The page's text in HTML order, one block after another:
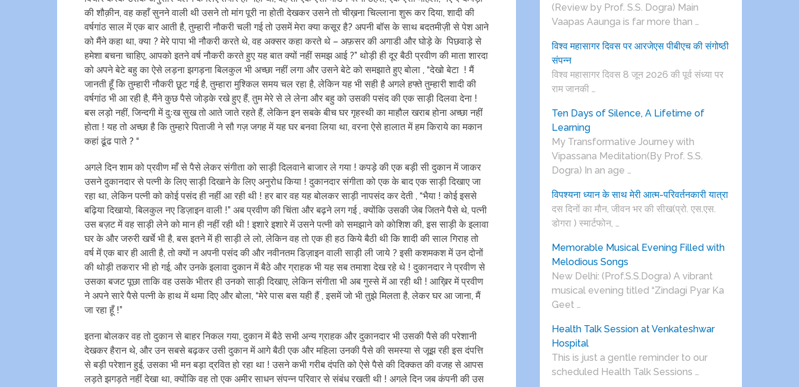
की शौक़ीन, वह कहाँ सुनने वाली थी उसने तो मांग पूरी ना होती देखकर उसने तो चीख़ना चिल्लाना शुरू कर दिया, शादी की
वर्षगांठ साल में एक बार आती है, तुम्हारी नौकरी चली गई तो उसमें मेरा क्या कसूर है? अपनी बॉस के साथ बदतमीज़ी से पेश आने
को मैंने कहा था, क्या ? मेरे पापा भी नौकरी करते थे, वह अक्सर कहा करते थे – अफ़सर की अगाडी और घोड़े के पिछवाड़े से
हमेशा बचना चाहिए, आपको इतने वर्ष नौकरी करते हुए यह बात क्यों नहीं समझ आई ?” थोड़ी ही दूर बैठी प्रवीण की माता शारदा
को अपने बेटे बहु का ऐसे लड़ना झगड़ना बिलकुल भी अच्छा नहीं लगा और उसने बेटे को समझाते हुए बोला , “देखो बेटा ! मैं
जानती हूँ कि तुम्हारी नौकरी छूट गई है, तुम्हारा मुश्किल समय चल रहा है, लेकिन यह भी सही है अगले हफ्ते तुम्हारी शादी की
वर्षगांठ भी आ रही है, मैंने कुछ पैसे जोड़के रखे हुए हैं, तुम मेरे से ले लेना और बहु को उसकी पसंद की एक साड़ी दिलवा देना !
बस लड़ो नहीं, जिन्दगी में दुःख सुख तो आते जाते रहते हैं, लेकिन इन सबके बीच घर गृहस्थी का माहौल खराब होना अच्छा नहीं
होता ! यह तो अच्छा है कि तुम्हारे पिताजी ने सौ गज़ जगह में यह घर बनवा लिया था, वरना ऐसे हालात में हम किराये का मकान
कहां ढूंढ पाते ? “
अगले दिन शाम को प्रवीण माँ से पैसे लेकर संगीता को साड़ी दिलवाने बाजार ले गया ! कपड़े की एक बड़ी सी दुकान में जाकर
उसने दुकानदार से पत्नी के लिए साड़ी दिखाने के लिए अनुरोध किया ! दुकानदार संगीता को एक के बाद एक साड़ी दिखाए जा
रहा था, लेकिन पत्नी को कोई पसंद ही नहीं आ रही थी ! हर बार वह यह बोलकर साड़ी नापसंद कर देती , “भैया ! कोई इससे
बढ़िया दिखायो, बिलकुल नए डिज़ाइन वाली !” अब प्रवीण की चिंता और बढ़ने लग गई , क्योंकि उसकी जेब जितने पैसे थे, पत्नी
उस बज़ट में वह साड़ी लेने को मान ही नहीं रही थी ! इशारे इशारे में उसने पत्नी को समझाने को कोशिश की, इस साड़ी के इलावा
घर के और जरुरी खर्चे भी है, बस इतने में ही साड़ी ले लो, लेकिन वह तो एक ही हठ किये बैठी थी कि शादी की साल गिराह तो
वर्ष में एक बार ही आती है, तो क्यों न अपनी पसंद की और नवीनतम डिज़ाइन वाली साड़ी ली जाये ? इसी कशमकश में उन दोनों
की थोड़ी तकरार भी हो गई, और उनके इलावा दुकान में बैठे और ग्राहक भी यह सब तमाशा देख रहे थे ! दुकानदार ने प्रवीण से
उसका बजट पूछा ताकि वह उसके भीतर ही उनको साड़ी दिखाए, लेकिन संगीता भी अब गुस्से में आ रही थी ! आख़िर में प्रवीण
ने अपने सारे पैसे पत्नी के हाथ में थमा दिए और बोला, “मेरे पास बस यही हैं , इसमें जो भी तुझे मिलता है, लेकर घर आ जाना, मैं
जा रहा हूँ !”
इतना बोलकर वह तो दुकान से बाहर निकल गया, दुकान में बैठे सभी अन्य ग्राहक और दुकानदार भी उसकी पैसे की परेशानी
देखकर हैरान थे, और उन सबसे बढ़कर उसी दुकान में आगे बैठी एक और महिला उनकी पैसे की समस्या से जूझ रही इस दंपत्ति
से बड़ी परेशान हुई, उसका भी मन बड़ा द्रवित हो रहा था ! उसने कभी गरीब दंपति को ऐसे पैसे की दिक्कत की वजह से आपस
लड़ते झगड़ते नहीं देखा था, क्योंकि वह तो एक अमीर साधन संपन्न परिवार से संबंध रखती थी ! अगले दिन जब कंपनी की उस
(Review by Prof. S.S. Dogra) Main
Vaapas Aaunga is far more than …
विश्व महासागर दिवस पर आरजेएस पीबीएच की संगोष्ठी
संपन्न
विश्व महासागर दिवस 8 जून 2026 की पूर्व संध्या पर
राम जानकी …
Ten Days of Silence, A Lifetime of
Learning
My Transformative Journey with
Vipassana Meditation(By Prof. S.S.
Dogra) In an age …
विपश्यना ध्यान के साथ मेरी आत्म-परिवर्तनकारी यात्रा
दस दिनों का मौन, जीवन भर की सीख(प्रो. एस.एस.
डोगरा ) स्मार्टफोन, …
Memorable Musical Evening Filled with
Melodious Songs
New Delhi: (Prof.S.S.Dogra) A vibrant
musical evening titled “Zindagi Pyar Ka
Geet …
Health Talk Session at Venkateshwar
Hospital
This is just a gentle reminder to our
scheduled Health Talk Sessions …